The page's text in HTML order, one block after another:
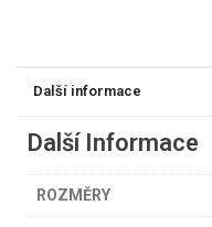
Další informace
Další Informace
ROZMĚRY